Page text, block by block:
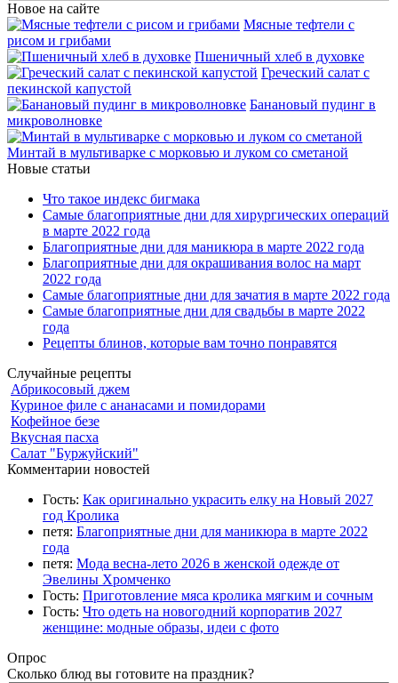
Новое на сайте
Мясные тефтели с
рисом и грибами
Пшеничный хлеб в духовке
Греческий салат с
пекинской капустой
Банановый пудинг в
микроволновке
Минтай в мультиварке с морковью и луком со сметаной
Новые статьи
Что такое индекс бигмака
Самые благоприятные дни для хирургических операций
в марте 2022 года
Благоприятные дни для маникюра в марте 2022 года
Благоприятные дни для окрашивания волос на март
2022 года
Самые благоприятные дни для зачатия в марте 2022 года
Самые благоприятные дни для свадьбы в марте 2022
года
Рецепты блинов, которые вам точно понравятся
Случайные рецепты
Абрикосовый джем
Куриное филе с ананасами и помидорами
Кофейное безе
Вкусная пасха
Салат "Буржуйский"
Комментарии новостей
Гость: Как оригинально украсить елку на Новый 2027
год Кролика
петя: Благоприятные дни для маникюра в марте 2022
года
петя: Мода весна-лето 2026 в женской одежде от
Эвелины Хромченко
Гость: Приготовление мяса кролика мягким и сочным
Гость: Что одеть на новогодний корпоратив 2027
женщине: модные образы, идеи с фото
Опрос
Сколько блюд вы готовите на праздник?